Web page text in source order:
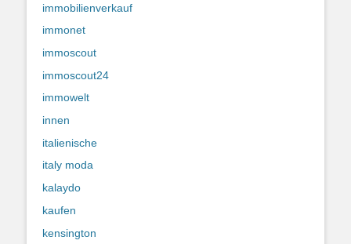
immobilienverkauf
immonet
immoscout
immoscout24
immowelt
innen
italienische
italy moda
kalaydo
kaufen
kensington